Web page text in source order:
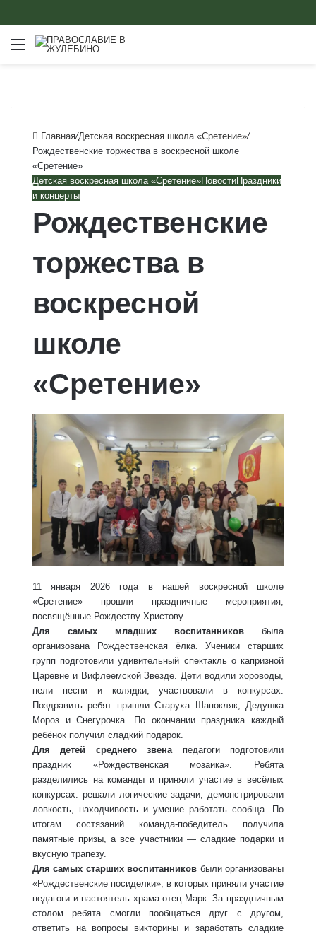
Меню
Главная/Детская воскресная школа «Сретение»/
Рождественские торжества в воскресной школе
«Сретение»
Детская воскресная школа «Сретение»НовостиПраздники
и концерты
Рождественские
торжества в
воскресной
школе
«Сретение»
11 января 2026 года в нашей воскресной школе
«Сретение» прошли праздничные мероприятия,
посвящённые Рождеству Христову.
Для самых младших воспитанников была
организована Рождественская ёлка. Ученики старших
групп подготовили удивительный спектакль о капризной
Царевне и Вифлеемской Звезде. Дети водили хороводы,
пели песни и колядки, участвовали в конкурсах.
Поздравить ребят пришли Старуха Шапокляк, Дедушка
Мороз и Снегурочка. По окончании праздника каждый
ребёнок получил сладкий подарок.
Для детей среднего звена педагоги подготовили
праздник «Рождественская мозаика». Ребята
разделились на команды и приняли участие в весёлых
конкурсах: решали логические задачи, демонстрировали
ловкость, находчивость и умение работать сообща. По
итогам состязаний команда-победитель получила
памятные призы, а все участники — сладкие подарки и
вкусную трапезу.
Для самых старших воспитанников были организованы
«Рождественские посиделки», в которых приняли участие
педагоги и настоятель храма отец Марк. За праздничным
столом ребята смогли пообщаться друг с другом,
ответить на вопросы викторины и заработать сладкие